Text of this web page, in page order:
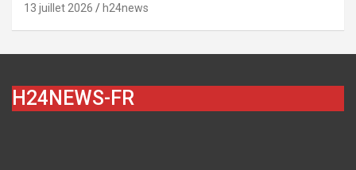
13 juillet 2026 h24news
H24NEWS-FR